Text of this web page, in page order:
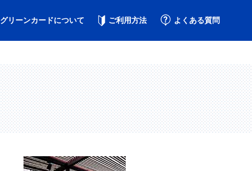
グリーンカードについて ご利用方法 よくある質問